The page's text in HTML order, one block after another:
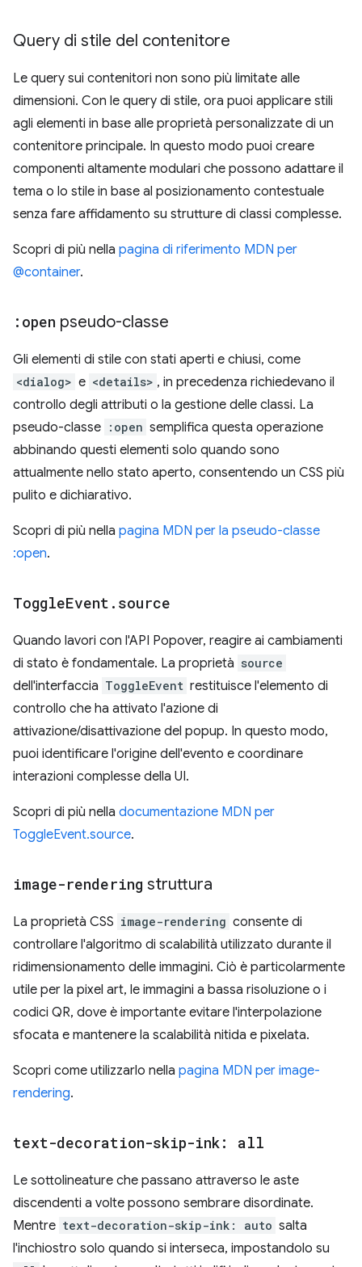
Query di stile del contenitore
Le query sui contenitori non sono più limitate alle
dimensioni. Con le query di stile, ora puoi applicare stili
agli elementi in base alle proprietà personalizzate di un
contenitore principale. In questo modo puoi creare
componenti altamente modulari che possono adattare il
tema o lo stile in base al posizionamento contestuale
senza fare affidamento su strutture di classi complesse.
Scopri di più nella pagina di riferimento MDN per
@container.
:open pseudo-classe
Gli elementi di stile con stati aperti e chiusi, come
<dialog> e <details> , in precedenza richiedevano il
controllo degli attributi o la gestione delle classi. La
pseudo-classe :open semplifica questa operazione
abbinando questi elementi solo quando sono
attualmente nello stato aperto, consentendo un CSS più
pulito e dichiarativo.
Scopri di più nella pagina MDN per la pseudo-classe
:open.
ToggleEvent . source
Quando lavori con l'API Popover, reagire ai cambiamenti
di stato è fondamentale. La proprietà source
dell'interfaccia ToggleEvent restituisce l'elemento di
controllo che ha attivato l'azione di
attivazione/disattivazione del popup. In questo modo,
puoi identificare l'origine dell'evento e coordinare
interazioni complesse della UI.
Scopri di più nella documentazione MDN per
ToggleEvent.source.
image-rendering struttura
La proprietà CSS image-rendering consente di
controllare l'algoritmo di scalabilità utilizzato durante il
ridimensionamento delle immagini. Ciò è particolarmente
utile per la pixel art, le immagini a bassa risoluzione o i
codici QR, dove è importante evitare l'interpolazione
sfocata e mantenere la scalabilità nitida e pixelata.
Scopri come utilizzarlo nella pagina MDN per image-
rendering.
text-decoration-skip-ink: all
Le sottolineature che passano attraverso le aste
discendenti a volte possono sembrare disordinate.
Mentre text-decoration-skip-ink: auto salta
l'inchiostro solo quando si interseca, impostandolo su